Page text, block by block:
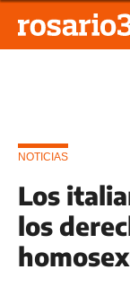
NOTICIAS
Los
los